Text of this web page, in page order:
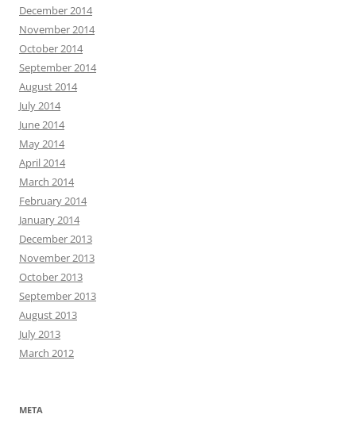
December 2014
November 2014
October 2014
September 2014
August 2014
July 2014
June 2014
May 2014
April 2014
March 2014
February 2014
January 2014
December 2013
November 2013
October 2013
September 2013
August 2013
July 2013
March 2012
META